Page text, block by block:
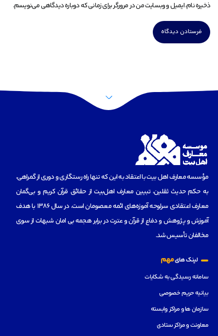
ذخیره نام، ایمیل و وبسایت من در مرورگر برای زمانی که دوباره دیدگاهی می‌نویسم.
مؤسسه‌ معارف اهل بیت با اعتقاد به این که تنها راه رستگاری و دوری از گمراهی،
به حکم حدیث ثقلین، تبیین معارف اهل‌بیت از حقائق قرآن کریم و بی‌گمان
معارف اعتقادی سرلوحه آموزه‌های ائمه معصومان است، در سال 1386 با هدف
آموزش و پژوهش و دفاع از قرآن و عترت در برابر هجمه بی امان شبهات از سوی
مخالفان تأسیس شد.
لینک هایمهم
سامانه رسیدگی به شکایات
بیانیه حریم خصوصی
سازمان ها و مراکز وابسته
معاونت و مراکز ستادی